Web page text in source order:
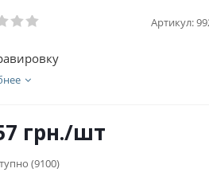
Артикул:
грн./шт
(9100)